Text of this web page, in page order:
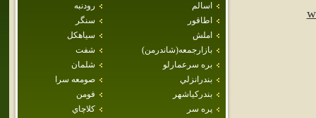
اسالم
رودنبه
اطاقور
سنگر
املش
سياهكل
بازارجمعه(شاندرمن)
شفت
بره سرعمارلو
شلمان
بندرانزلي
صومعه سرا
بندركياشهر
فومن
پره سر
كلاچاي